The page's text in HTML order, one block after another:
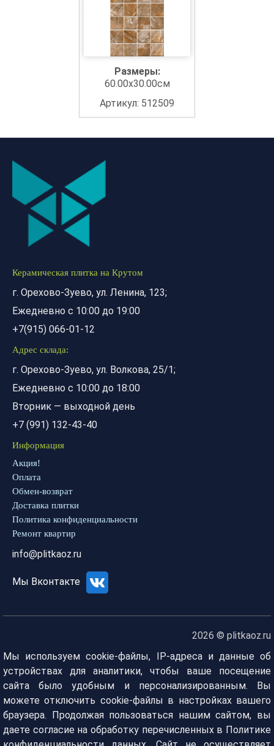
Размеры:
60.00x30.00см
Артикул: 512509
Керамическая плитка на Крутом
г. Орехово-Зуево, ул. Ленина, 123;
Ежедневно с 10:00 до 19:00
+7(915) 066-01-12
Адрес склада:
г. Орехово-Зуево, ул. Волкова, 25/1;
Ежедневно с 10:00 до 18:00
Вторник — выходной день
+7 (991) 132-43-40
Информация
Акция!
Оплата
Обмен-возврат
Доставка плитки
Политика конфиденциальности
Ремонт квартир
info@plitkaoz.ru
Мы Вконтакте
2026 © plitkaoz.ru
Мы используем cookie-файлы, IP-адреса и данные об
устройствах для аналитики, чтобы ваше посещение
сайта было удобным и персонализированным. Вы
можете отключить cookie-файлы в настройках вашего
браузера. Продолжая пользоваться нашим сайтом, вы
даете согласие на обработку перечисленных в Политике